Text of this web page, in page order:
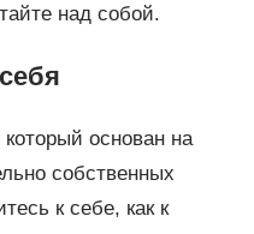
над собой.
основан на
собственных
к себе, как к